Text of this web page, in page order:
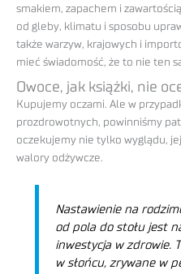
smakiem, zapachem i
od gleby, klimatu i sposobu
także warzyw, krajowych i
mieć świadomość, że to nie ten
Owoce, jak książki, nie
Kupujemy oczami. Ale w
prozdrowotnych, powinniśmy
oczekujemy nie tylko wyglądu,
walory odżywcze.
Nastawienie na
od pola do stołu jest
inwestycja w zdrowie.
w słońcu, zrywane w